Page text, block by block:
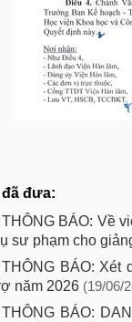
đưa:
THÔNG BÁO: Về
sư phạm cho
THÔNG BÁO: Xét
năm 2026 (19/06/
THÔNG BÁO: